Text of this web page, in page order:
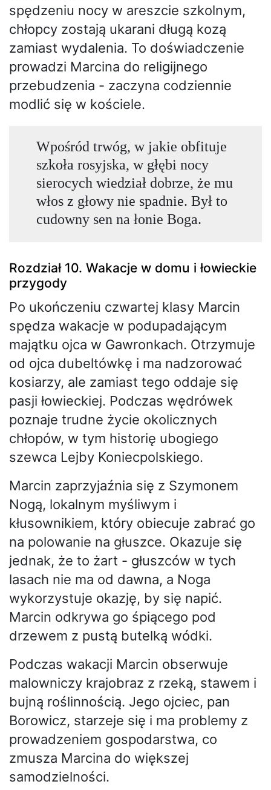
spędzeniu nocy w areszcie szkolnym,
chłopcy zostają ukarani długą kozą
zamiast wydalenia. To doświadczenie
prowadzi Marcina do religijnego
przebudzenia - zaczyna codziennie
modlić się w kościele.
Wpośród trwóg, w jakie obfituje
szkoła rosyjska, w głębi nocy
sierocych wiedział dobrze, że mu
włos z głowy nie spadnie. Był to
cudowny sen na łonie Boga.
Rozdział 10. Wakacje w domu i łowieckie
przygody
Po ukończeniu czwartej klasy Marcin
spędza wakacje w podupadającym
majątku ojca w Gawronkach. Otrzymuje
od ojca dubeltówkę i ma nadzorować
kosiarzy, ale zamiast tego oddaje się
pasji łowieckiej. Podczas wędrówek
poznaje trudne życie okolicznych
chłopów, w tym historię ubogiego
szewca Lejby Koniecpolskiego.
Marcin zaprzyjaźnia się z Szymonem
Nogą, lokalnym myśliwym i
kłusownikiem, który obiecuje zabrać go
na polowanie na głuszce. Okazuje się
jednak, że to żart - głuszców w tych
lasach nie ma od dawna, a Noga
wykorzystuje okazję, by się napić.
Marcin odkrywa go śpiącego pod
drzewem z pustą butelką wódki.
Podczas wakacji Marcin obserwuje
malowniczy krajobraz z rzeką, stawem i
bujną roślinnością. Jego ojciec, pan
Borowicz, starzeje się i ma problemy z
prowadzeniem gospodarstwa, co
zmusza Marcina do większej
samodzielności.